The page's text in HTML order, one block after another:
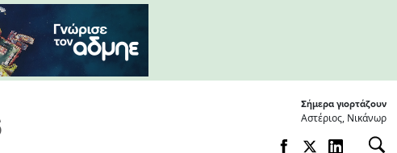
Σήμερα γιορτάζουν
Αστέριος, Νικάνωρ